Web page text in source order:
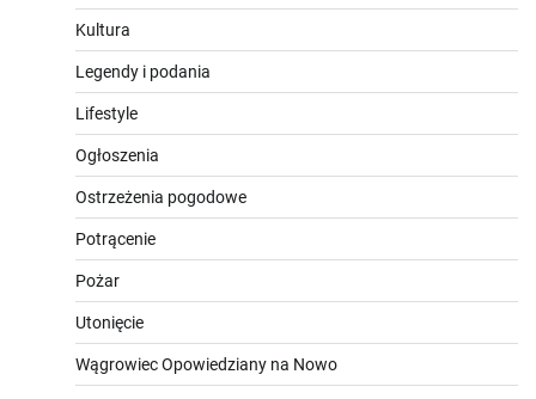
Kultura
Legendy i podania
Lifestyle
Ogłoszenia
Ostrzeżenia pogodowe
Potrącenie
Pożar
Utonięcie
Wągrowiec Opowiedziany na Nowo